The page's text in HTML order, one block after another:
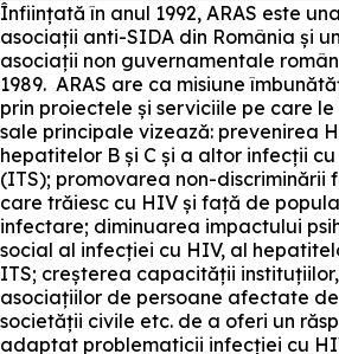
Înființată în anul 1992, ARAS este
asociații anti-SIDA din România și
asociații non guvernamentale
1989. ARAS are ca misiune
prin proiectele și serviciile pe care
sale principale vizează: prevenirea
hepatitelor B și C și a altor infecții
(ITS); promovarea non-discriminării
care trăiesc cu HIV și față de
infectare; diminuarea impactului
social al infecției cu HIV, al
ITS; creșterea capacității
asociațiilor de persoane afectate
societății civile etc. de a oferi un
adaptat problematicii infecției cu